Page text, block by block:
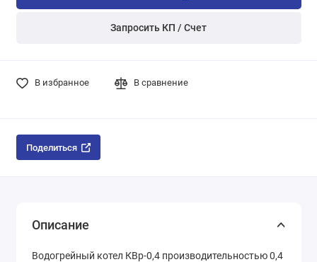
Запросить КП / Счет
В избранное В сравнение
Поделиться
Описание
Водогрейный котел КВр-0,4 производительностью 0,4